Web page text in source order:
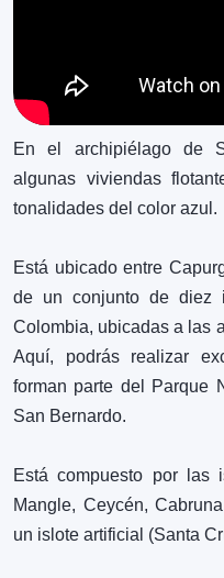
En el archipiélago de
algunas viviendas
tonalidades del color azul.
Está ubicado entre
de un conjunto de diez
Colombia, ubicadas a las
Aquí, podrás realizar
forman parte del Parque
San Bernardo.
Está compuesto por las
Mangle, Ceycén,
un islote artificial (Santa